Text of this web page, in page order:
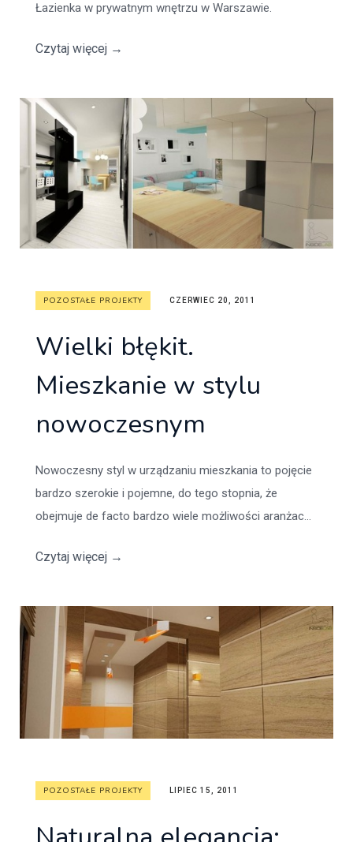
Łazienka w prywatnym wnętrzu w Warszawie.
Czytaj więcej →
POZOSTAŁE PROJEKTY CZERWIEC 20, 2011
Wielki błękit.
Mieszkanie w stylu
nowoczesnym
Nowoczesny styl w urządzaniu mieszkania to pojęcie
bardzo szerokie i pojemne, do tego stopnia, że
obejmuje de facto bardzo wiele możliwości aranżac...
Czytaj więcej →
POZOSTAŁE PROJEKTY LIPIEC 15, 2011